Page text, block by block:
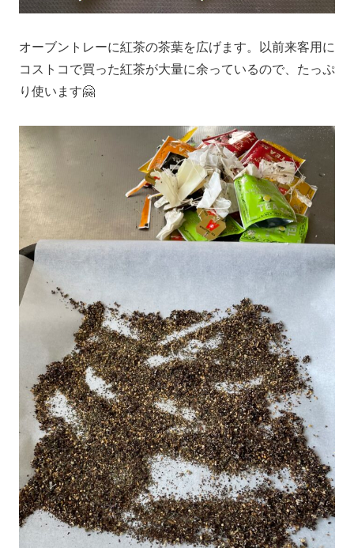
オーブントレーに紅茶の茶葉を広げます。以前来客用に
コストコで買った紅茶が大量に余っているので、たっぷ
り使います🤗